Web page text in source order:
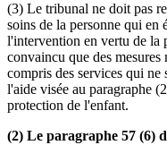
(3) Le tribunal ne doit pas
soins de la personne qui en
l'intervention en vertu de la
convaincu que des
compris des services qui ne
l'aide visée au paragraphe
protection de l'enfant.
(2) Le paragraphe 57 (6)